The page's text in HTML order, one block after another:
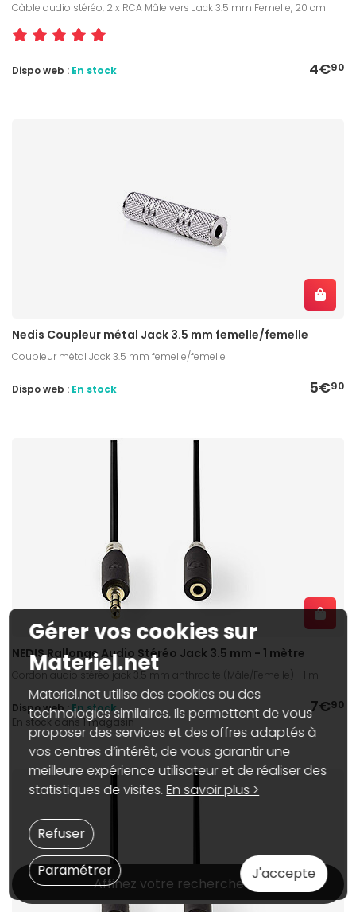
Câble audio stéréo, 2 x RCA Mâle vers Jack 3.5 mm Femelle, 20 cm
4€90
Dispo web : En stock
Nedis Coupleur métal Jack 3.5 mm femelle/femelle
Coupleur métal Jack 3.5 mm femelle/femelle
5€90
Dispo web : En stock
NEDIS Rallonge Audio Stéréo Jack 3.5 mm - 1 mètre
Cordon audio stéréo jack 3.5 mm anthracite (Mâle/Femelle) - 1 m
7€90
Dispo web :En stock
En stock dans 1 magasin
Affinez votre recherche
Gérer vos cookies sur
Materiel.net
Materiel.net utilise des cookies ou des
technologies similaires. Ils permettent de vous
proposer des services et des offres adaptés à
vos centres d’intérêt, de vous garantir une
meilleure expérience utilisateur et de réaliser des
statistiques de visites.En savoir plus >
J'accepte
Paramétrer
Refuser